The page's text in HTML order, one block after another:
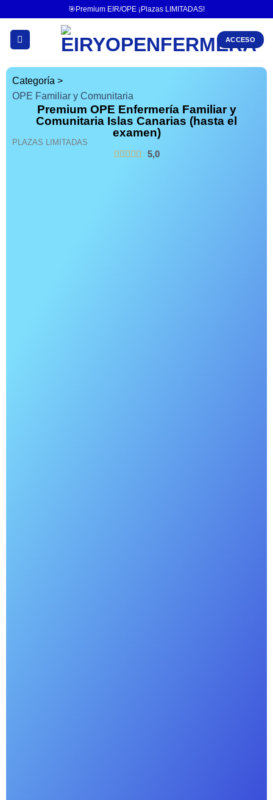
🎯Premium EIR/OPE ¡Plazas LIMITADAS!
ACCESO
Categoría >
OPE Familiar y Comunitaria
Premium OPE Enfermería Familiar y
Comunitaria Islas Canarias (hasta el
examen)
PLAZAS LIMITADAS
5,0